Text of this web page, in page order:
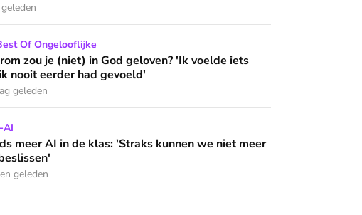
in God geloven? 'Ik voelde iets wat ik nooit eerder had gevoeld'
Of Ongelooflijke
zou je (niet) in God geloven? 'Ik voelde iets
nooit eerder had gevoeld'
geleden
de klas: 'Straks kunnen we niet meer zelf beslissen'
AI
meer AI in de klas: 'Straks kunnen we niet meer
geleden